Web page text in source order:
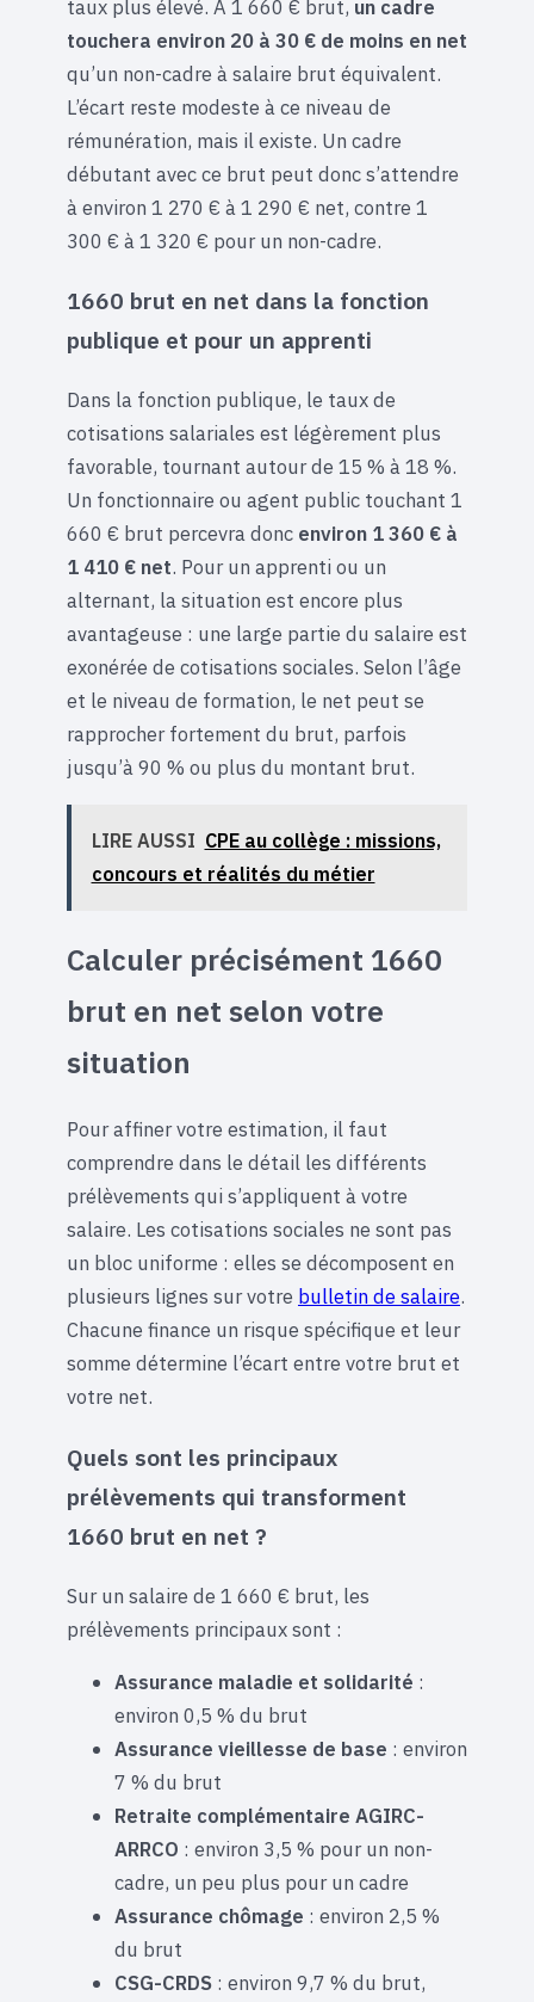
taux plus élevé. À 1 660 € brut, un cadre
touchera environ 20 à 30 € de moins en net
qu’un non-cadre à salaire brut équivalent.
L’écart reste modeste à ce niveau de
rémunération, mais il existe. Un cadre
débutant avec ce brut peut donc s’attendre
à environ 1 270 € à 1 290 € net, contre 1
300 € à 1 320 € pour un non-cadre.
1660 brut en net dans la fonction
publique et pour un apprenti
Dans la fonction publique, le taux de
cotisations salariales est légèrement plus
favorable, tournant autour de 15 % à 18 %.
Un fonctionnaire ou agent public touchant 1
660 € brut percevra donc environ 1 360 € à
1 410 € net. Pour un apprenti ou un
alternant, la situation est encore plus
avantageuse : une large partie du salaire est
exonérée de cotisations sociales. Selon l’âge
et le niveau de formation, le net peut se
rapprocher fortement du brut, parfois
jusqu’à 90 % ou plus du montant brut.
LIRE AUSSI CPE au collège : missions,
concours et réalités du métier
Calculer précisément 1660
brut en net selon votre
situation
Pour affiner votre estimation, il faut
comprendre dans le détail les différents
prélèvements qui s’appliquent à votre
salaire. Les cotisations sociales ne sont pas
un bloc uniforme : elles se décomposent en
plusieurs lignes sur votre bulletin de salaire.
Chacune finance un risque spécifique et leur
somme détermine l’écart entre votre brut et
votre net.
Quels sont les principaux
prélèvements qui transforment
1660 brut en net ?
Sur un salaire de 1 660 € brut, les
prélèvements principaux sont :
Assurance maladie et solidarité :
environ 0,5 % du brut
Assurance vieillesse de base : environ
7 % du brut
Retraite complémentaire AGIRC-
ARRCO : environ 3,5 % pour un non-
cadre, un peu plus pour un cadre
Assurance chômage : environ 2,5 %
du brut
CSG-CRDS : environ 9,7 % du brut,